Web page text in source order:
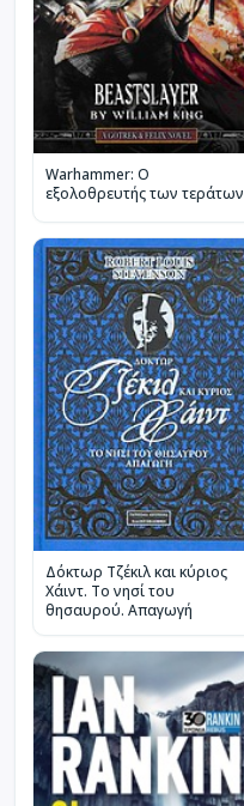
Warhammer: Ο
εξολοθρευτής των τεράτων
Δόκτωρ Τζέκιλ και κύριος
Χάιντ. Το νησί του
θησαυρού. Απαγωγή